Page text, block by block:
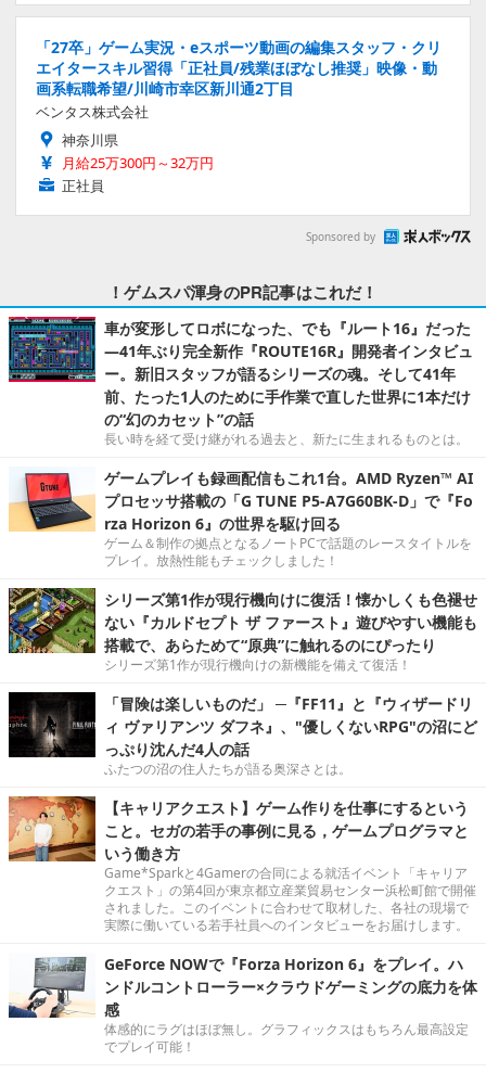
「27卒」ゲーム実況・eスポーツ動画の編集スタッフ・クリ
エイタースキル習得「正社員/残業ほぼなし推奨」映像・動
画系転職希望/川崎市幸区新川通2丁目
ベンタス株式会社
神奈川県
月給25万300円～32万円
正社員
Sponsored by
！ゲムスパ渾身のPR記事はこれだ！
車が変形してロボになった、でも『ルート16』だった
―41年ぶり完全新作『ROUTE16R』開発者インタビュ
ー。新旧スタッフが語るシリーズの魂。そして41年
前、たった1人のために手作業で直した世界に1本だけ
の“幻のカセット”の話
長い時を経て受け継がれる過去と、新たに生まれるものとは。
ゲームプレイも録画配信もこれ1台。AMD Ryzen™ AI
プロセッサ搭載の「G TUNE P5-A7G60BK-D」で『Fo
rza Horizon 6』の世界を駆け回る
ゲーム＆制作の拠点となるノートPCで話題のレースタイトルを
プレイ。放熱性能もチェックしました！
シリーズ第1作が現行機向けに復活！懐かしくも色褪せ
ない『カルドセプト ザ ファースト』遊びやすい機能も
搭載で、あらためて“原典”に触れるのにぴったり
シリーズ第1作が現行機向けの新機能を備えて復活！
「冒険は楽しいものだ」 ─『FF11』と『ウィザードリ
ィ ヴァリアンツ ダフネ』、"優しくないRPG"の沼にど
っぷり沈んだ4人の話
ふたつの沼の住人たちが語る奥深さとは。
【キャリアクエスト】ゲーム作りを仕事にするという
こと。セガの若手の事例に見る，ゲームプログラマと
いう働き方
Game*Sparkと4Gamerの合同による就活イベント「キャリア
クエスト」の第4回が東京都立産業貿易センター浜松町館で開催
されました。このイベントに合わせて取材した、各社の現場で
実際に働いている若手社員へのインタビューをお届けします。
GeForce NOWで『Forza Horizon 6』をプレイ。ハ
ンドルコントローラー×クラウドゲーミングの底力を体
感
体感的にラグはほぼ無し。グラフィックスはもちろん最高設定
でプレイ可能！